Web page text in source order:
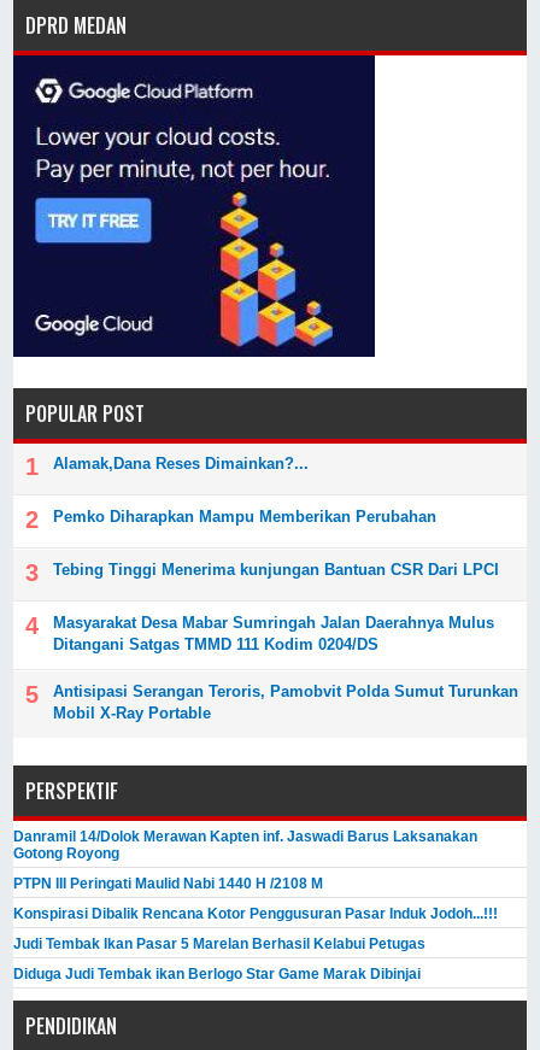
DPRD MEDAN
POPULAR POST
Alamak,Dana Reses Dimainkan?...
Pemko Diharapkan Mampu Memberikan Perubahan
Tebing Tinggi Menerima kunjungan Bantuan CSR Dari LPCI
Masyarakat Desa Mabar Sumringah Jalan Daerahnya Mulus
Ditangani Satgas TMMD 111 Kodim 0204/DS
Antisipasi Serangan Teroris, Pamobvit Polda Sumut Turunkan
Mobil X-Ray Portable
PERSPEKTIF
Danramil 14/Dolok Merawan Kapten inf. Jaswadi Barus Laksanakan
Gotong Royong
PTPN III Peringati Maulid Nabi 1440 H /2108 M
Konspirasi Dibalik Rencana Kotor Penggusuran Pasar Induk Jodoh...!!!
Judi Tembak Ikan Pasar 5 Marelan Berhasil Kelabui Petugas
Diduga Judi Tembak ikan Berlogo Star Game Marak Dibinjai
PENDIDIKAN